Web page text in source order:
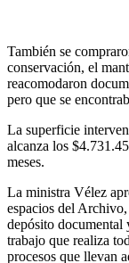
También se
conservación, el
reacomodaron
pero que se
La superficie
alcanza los
meses.
La ministra Vélez
espacios del
depósito documental
trabajo que realiza
procesos que llevan